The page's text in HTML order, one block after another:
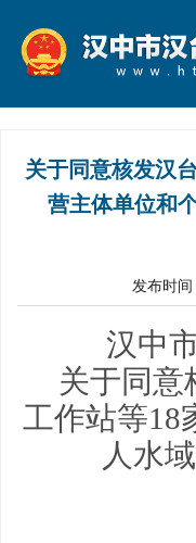
关于同意核发汉
营主体单位和
发布时
汉中
关于同意
工作站等18
人 水